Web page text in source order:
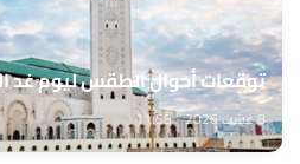
توقعات أحوال الطقس ليوم غد
8 غشت 2026 - 11:58